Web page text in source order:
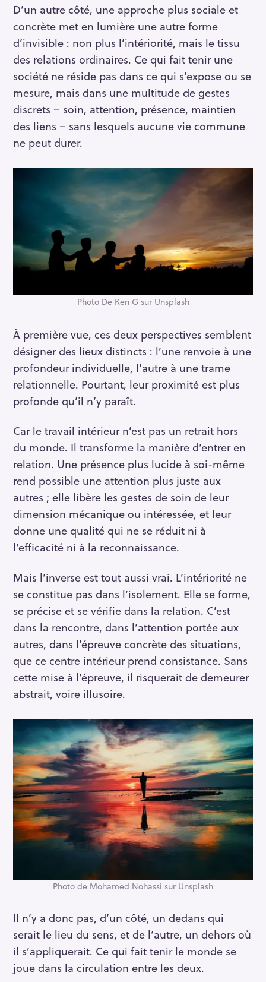
D’un autre côté, une approche plus sociale et
concrète met en lumière une autre forme
d’invisible : non plus l’intériorité, mais le tissu
des relations ordinaires. Ce qui fait tenir une
société ne réside pas dans ce qui s’expose ou se
mesure, mais dans une multitude de gestes
discrets – soin, attention, présence, maintien
des liens – sans lesquels aucune vie commune
ne peut durer.
Photo De Ken G sur Unsplash
À première vue, ces deux perspectives semblent
désigner des lieux distincts : l’une renvoie à une
profondeur individuelle, l’autre à une trame
relationnelle. Pourtant, leur proximité est plus
profonde qu’il n’y paraît.
Car le travail intérieur n’est pas un retrait hors
du monde. Il transforme la manière d’entrer en
relation. Une présence plus lucide à soi-même
rend possible une attention plus juste aux
autres ; elle libère les gestes de soin de leur
dimension mécanique ou intéressée, et leur
donne une qualité qui ne se réduit ni à
l’efficacité ni à la reconnaissance.
Mais l’inverse est tout aussi vrai. L’intériorité ne
se constitue pas dans l’isolement. Elle se forme,
se précise et se vérifie dans la relation. C’est
dans la rencontre, dans l’attention portée aux
autres, dans l’épreuve concrète des situations,
que ce centre intérieur prend consistance. Sans
cette mise à l’épreuve, il risquerait de demeurer
abstrait, voire illusoire.
Photo de Mohamed Nohassi sur Unsplash
Il n’y a donc pas, d’un côté, un dedans qui
serait le lieu du sens, et de l’autre, un dehors où
il s’appliquerait. Ce qui fait tenir le monde se
joue dans la circulation entre les deux.